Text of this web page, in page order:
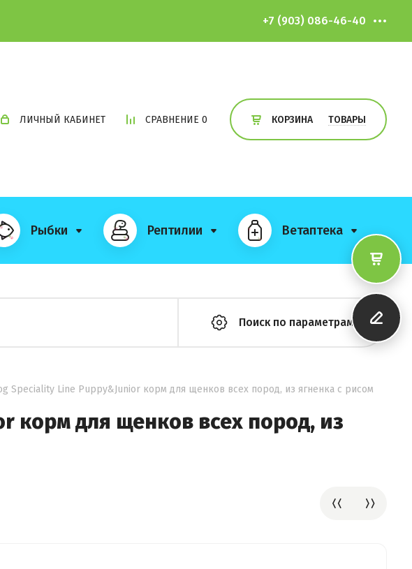
+7 (903) 086-46-40
ЛИЧНЫЙ КАБИНЕТ СРАВНЕНИЕ 0 КОРЗИНА ТОВАРЫ
Рыбки Рептилии Ветаптека
Поиск по параметрам
Speciality Line Puppy&Junior корм для щенков всех пород, из ягненка с рисом
корм для щенков всех пород, из